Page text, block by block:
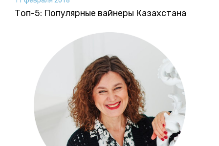
Топ-5: Популярные вайнеры Казахстана